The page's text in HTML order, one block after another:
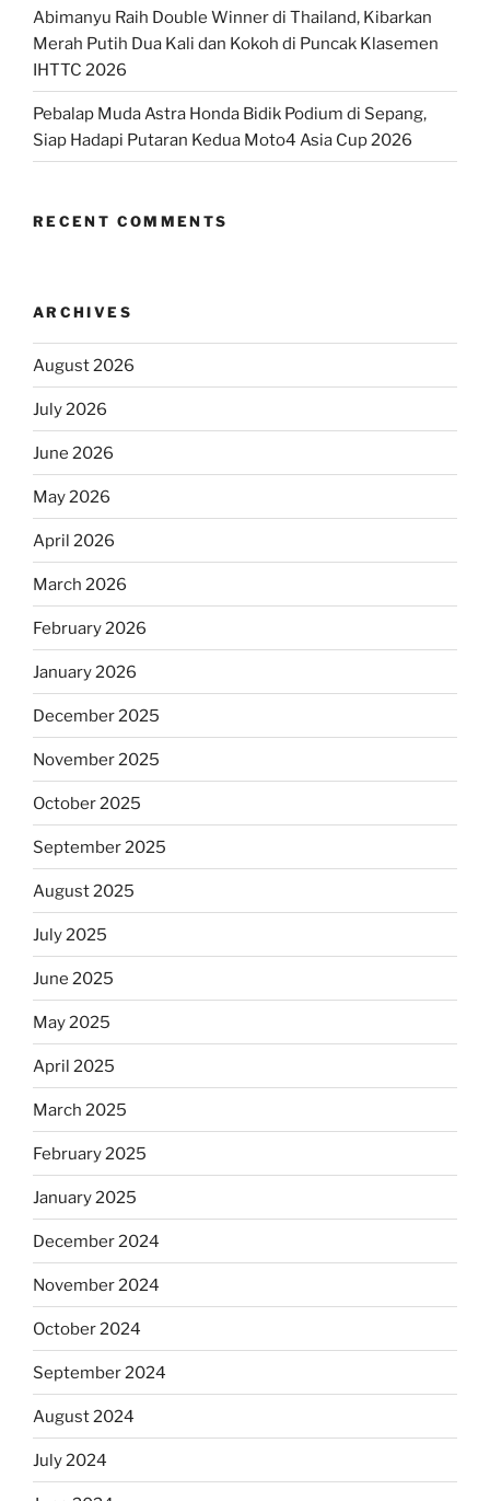
Abimanyu Raih Double Winner di Thailand, Kibarkan
Merah Putih Dua Kali dan Kokoh di Puncak Klasemen
IHTTC 2026
Pebalap Muda Astra Honda Bidik Podium di Sepang,
Siap Hadapi Putaran Kedua Moto4 Asia Cup 2026
RECENT COMMENTS
ARCHIVES
August 2026
July 2026
June 2026
May 2026
April 2026
March 2026
February 2026
January 2026
December 2025
November 2025
October 2025
September 2025
August 2025
July 2025
June 2025
May 2025
April 2025
March 2025
February 2025
January 2025
December 2024
November 2024
October 2024
September 2024
August 2024
July 2024